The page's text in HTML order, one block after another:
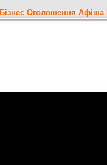
Бізнес Оголошення Афіша